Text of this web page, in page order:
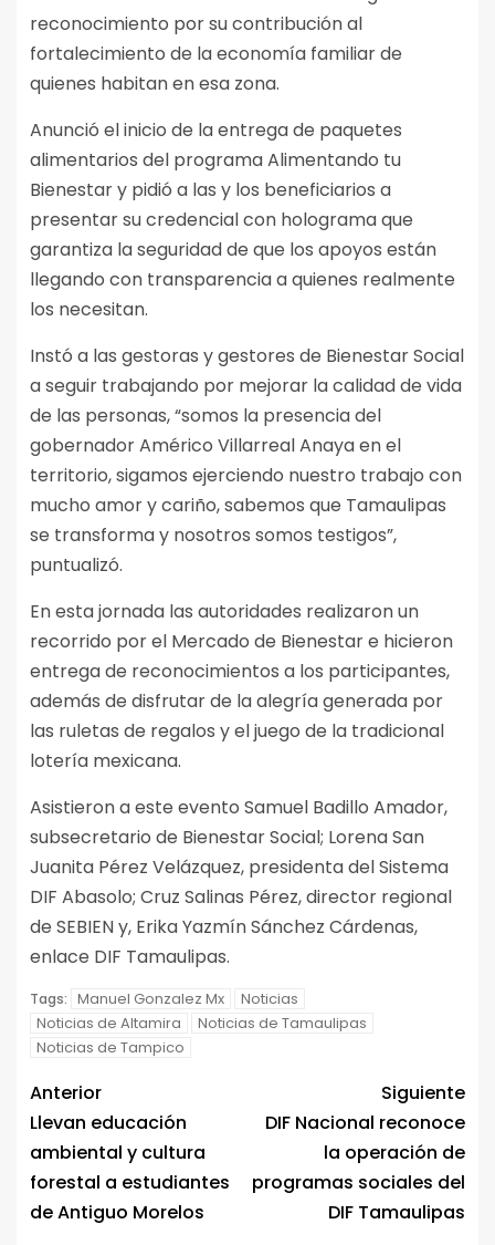
reconocimiento por su contribución al
fortalecimiento de la economía familiar de
quienes habitan en esa zona.
Anunció el inicio de la entrega de paquetes
alimentarios del programa Alimentando tu
Bienestar y pidió a las y los beneficiarios a
presentar su credencial con holograma que
garantiza la seguridad de que los apoyos están
llegando con transparencia a quienes realmente
los necesitan.
Instó a las gestoras y gestores de Bienestar Social
a seguir trabajando por mejorar la calidad de vida
de las personas, “somos la presencia del
gobernador Américo Villarreal Anaya en el
territorio, sigamos ejerciendo nuestro trabajo con
mucho amor y cariño, sabemos que Tamaulipas
se transforma y nosotros somos testigos”,
puntualizó.
En esta jornada las autoridades realizaron un
recorrido por el Mercado de Bienestar e hicieron
entrega de reconocimientos a los participantes,
además de disfrutar de la alegría generada por
las ruletas de regalos y el juego de la tradicional
lotería mexicana.
Asistieron a este evento Samuel Badillo Amador,
subsecretario de Bienestar Social; Lorena San
Juanita Pérez Velázquez, presidenta del Sistema
DIF Abasolo; Cruz Salinas Pérez, director regional
de SEBIEN y, Erika Yazmín Sánchez Cárdenas,
enlace DIF Tamaulipas.
Tags: Manuel Gonzalez Mx
Noticias
Noticias de Altamira
Noticias de Tamaulipas
Noticias de Tampico
Anterior
Llevan educación
ambiental y cultura
forestal a estudiantes
de Antiguo Morelos
Siguiente
DIF Nacional reconoce
la operación de
programas sociales del
DIF Tamaulipas